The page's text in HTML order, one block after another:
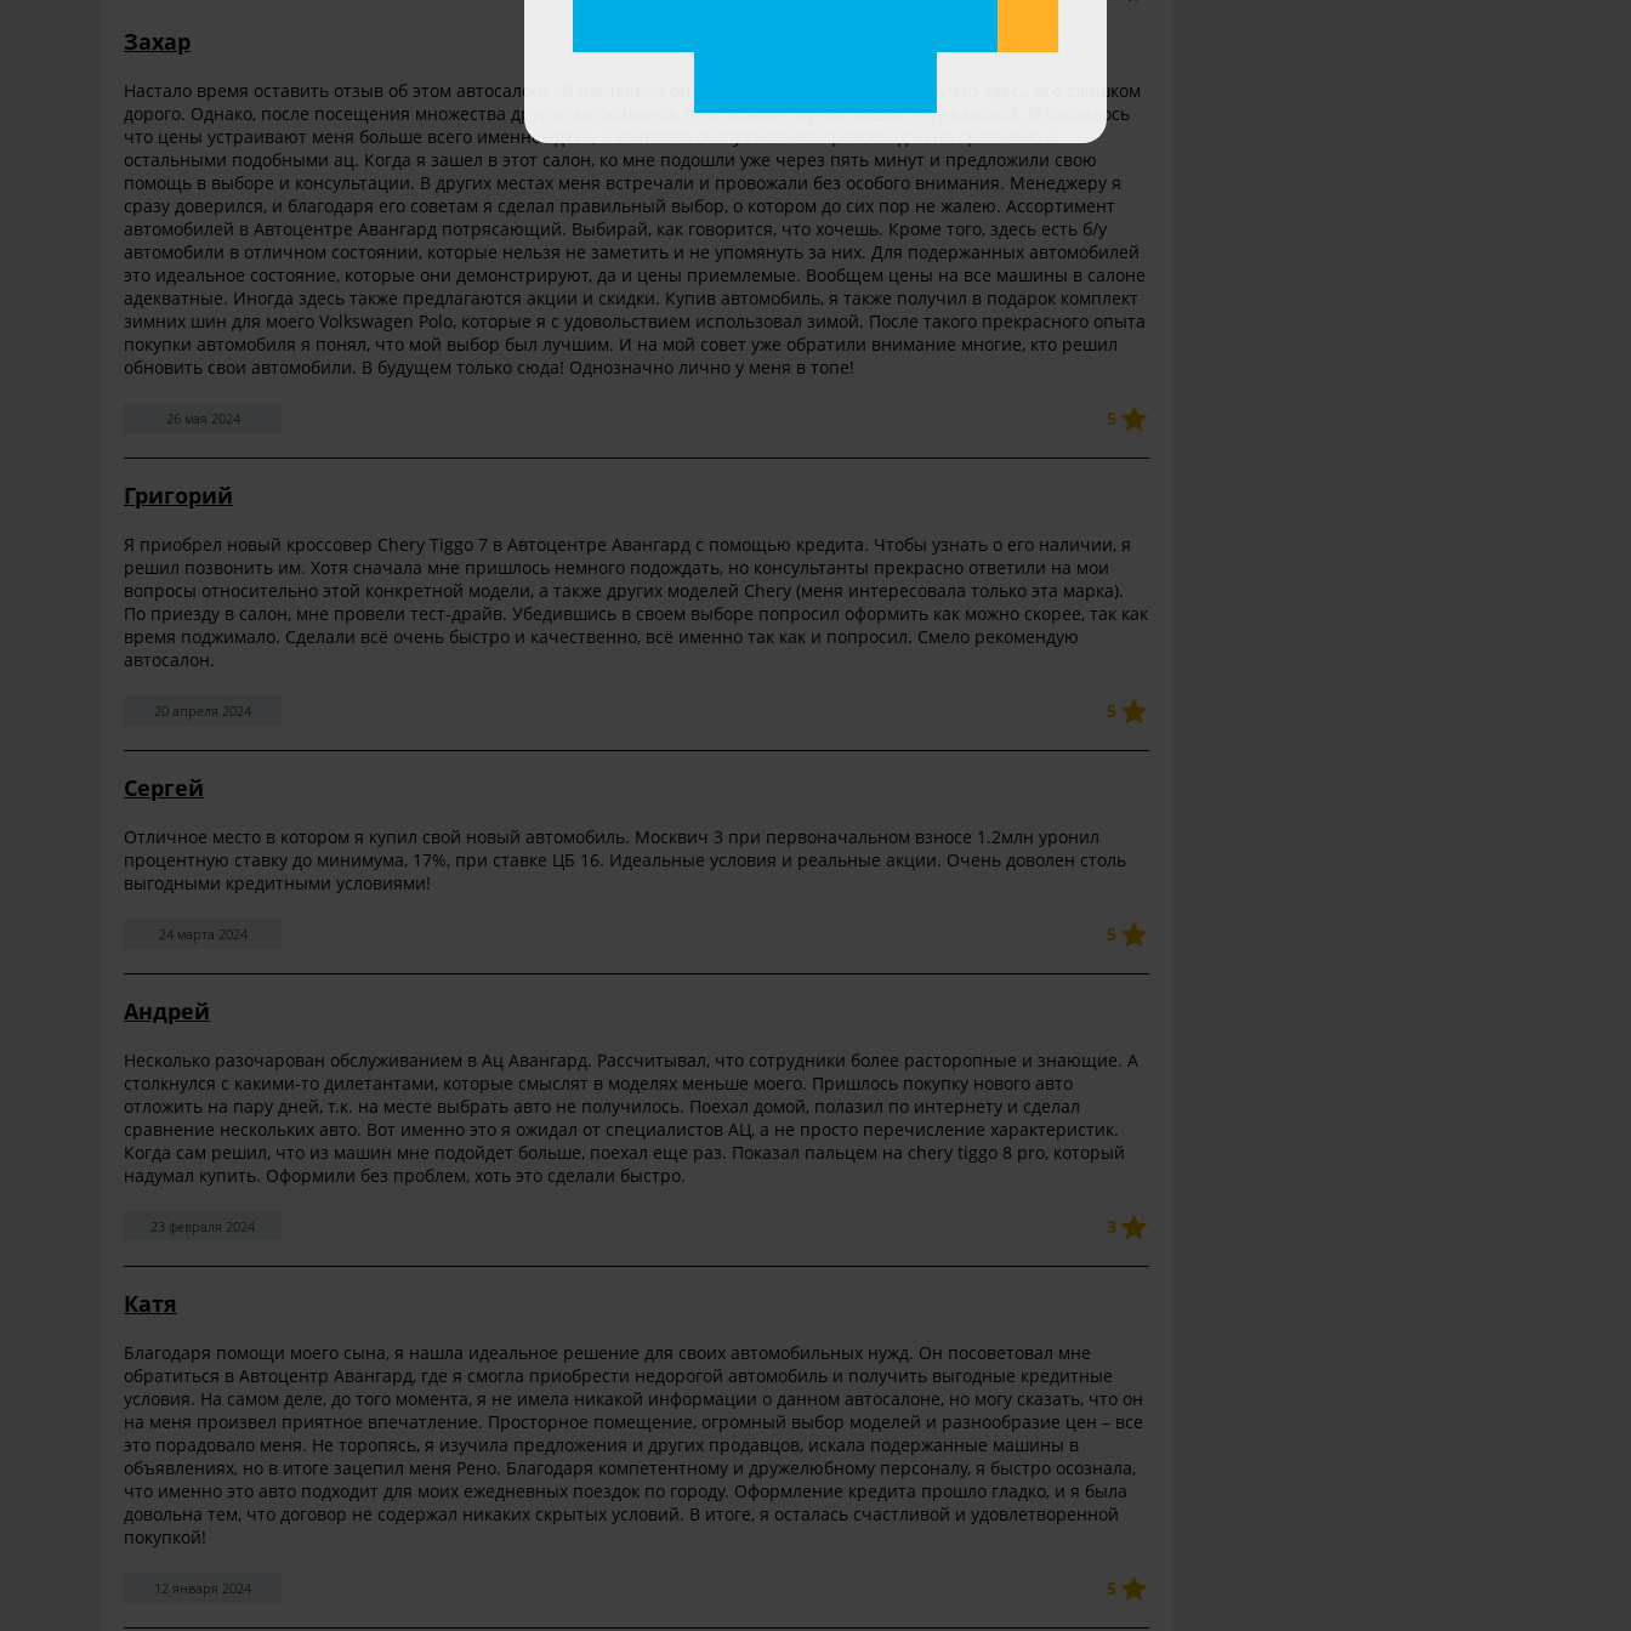
Захар
Настало время оставить отзыв об этом автосалоне. Изначально он меня не привлекал, казалось, что здесь все слишком
дорого. Однако, после посещения множества других автосалонов, я на всякий случай зашёл и в Авангард. И оказалось
что цены устраивают меня больше всего именно здесь, а качество обслуживания превосходно не сравнимо с
остальными подобными ац. Когда я зашел в этот салон, ко мне подошли уже через пять минут и предложили свою
помощь в выборе и консультации. В других местах меня встречали и провожали без особого внимания. Менеджеру я
сразу доверился, и благодаря его советам я сделал правильный выбор, о котором до сих пор не жалею. Ассортимент
автомобилей в Автоцентре Авангард потрясающий. Выбирай, как говорится, что хочешь. Кроме того, здесь есть б/у
автомобили в отличном состоянии, которые нельзя не заметить и не упомянуть за них. Для подержанных автомобилей
это идеальное состояние, которые они демонстрируют, да и цены приемлемые. Вообщем цены на все машины в салоне
адекватные. Иногда здесь также предлагаются акции и скидки. Купив автомобиль, я также получил в подарок комплект
зимних шин для моего Volkswagen Polo, которые я с удовольствием использовал зимой. После такого прекрасного опыта
покупки автомобиля я понял, что мой выбор был лучшим. И на мой совет уже обратили внимание многие, кто решил
обновить свои автомобили. В будущем только сюда! Однозначно лично у меня в топе!
26 мая 2024 5
Григорий
Я приобрел новый кроссовер Chery Tiggo 7 в Автоцентре Авангард с помощью кредита. Чтобы узнать о его наличии, я
решил позвонить им. Хотя сначала мне пришлось немного подождать, но консультанты прекрасно ответили на мои
вопросы относительно этой конкретной модели, а также других моделей Chery (меня интересовала только эта марка).
По приезду в салон, мне провели тест-драйв. Убедившись в своем выборе попросил оформить как можно скорее, так как
время поджимало. Сделали всё очень быстро и качественно, всё именно так как и попросил. Смело рекомендую
автосалон.
20 апреля 2024 5
Сергей
Отличное место в котором я купил свой новый автомобиль. Москвич 3 при первоначальном взносе 1.2млн уронил
процентную ставку до минимума, 17%, при ставке ЦБ 16. Идеальные условия и реальные акции. Очень доволен столь
выгодными кредитными условиями!
24 марта 2024 5
Андрей
Несколько разочарован обслуживанием в Ац Авангард. Рассчитывал, что сотрудники более расторопные и знающие. А
столкнулся с какими-то дилетантами, которые смыслят в моделях меньше моего. Пришлось покупку нового авто
отложить на пару дней, т.к. на месте выбрать авто не получилось. Поехал домой, полазил по интернету и сделал
сравнение нескольких авто. Вот именно это я ожидал от специалистов АЦ, а не просто перечисление характеристик.
Когда сам решил, что из машин мне подойдет больше, поехал еще раз. Показал пальцем на chery tiggo 8 pro, который
надумал купить. Оформили без проблем, хоть это сделали быстро.
23 февраля 2024 3
Катя
Благодаря помощи моего сына, я нашла идеальное решение для своих автомобильных нужд. Он посоветовал мне
обратиться в Автоцентр Авангард, где я смогла приобрести недорогой автомобиль и получить выгодные кредитные
условия. На самом деле, до того момента, я не имела никакой информации о данном автосалоне, но могу сказать, что он
на меня произвел приятное впечатление. Просторное помещение, огромный выбор моделей и разнообразие цен – все
это порадовало меня. Не торопясь, я изучила предложения и других продавцов, искала подержанные машины в
объявлениях, но в итоге зацепил меня Рено. Благодаря компетентному и дружелюбному персоналу, я быстро осознала,
что именно это авто подходит для моих ежедневных поездок по городу. Оформление кредита прошло гладко, и я была
довольна тем, что договор не содержал никаких скрытых условий. В итоге, я осталась счастливой и удовлетворенной
покупкой!
12 января 2024 5